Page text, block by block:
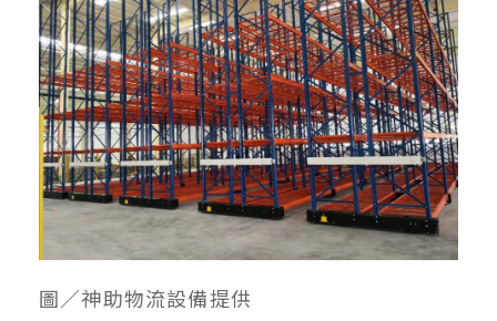
圖／神助物流設備提供